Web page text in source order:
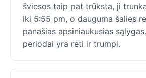
šviesos taip pat trūksta, ji
iki 5:55 pm, o dauguma šalies
panašias apsiniaukusias
periodai yra reti ir trumpi.